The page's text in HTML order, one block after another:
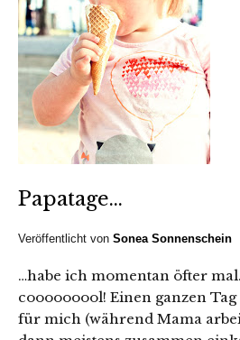
Papatage…
Veröffentlicht von Sonea Sonnenschein
…habe ich momentan öfter
cooooooool! Einen ganzen
für mich (während Mama